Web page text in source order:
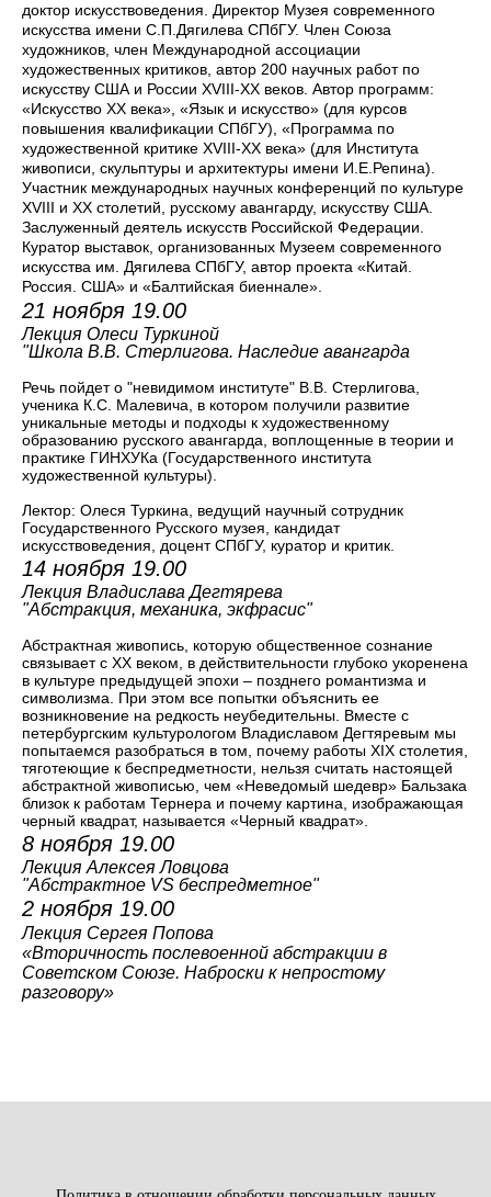
доктор искусствоведения. Директор Музея современного
искусства имени С.П.Дягилева СПбГУ. Член Союза
художников, член Международной ассоциации
художественных критиков, автор 200 научных работ по
искусству США и России XVIII-ХХ веков. Автор программ:
«Искусство ХХ века», «Язык и искусство» (для курсов
повышения квалификации СПбГУ), «Программа по
художественной критике XVIII-ХХ века» (для Института
живописи, скульптуры и архитектуры имени И.Е.Репина).
Участник международных научных конференций по культуре
XVIII и XX столетий, русскому авангарду, искусству США.
Заслуженный деятель искусств Российской Федерации.
Куратор выставок, организованных Музеем современного
искусства им. Дягилева СПбГУ, автор проекта «Китай.
Россия. США» и «Балтийская биеннале».
21 ноября 19.00
Лекция Олеси Туркиной
"Школа В.В. Стерлигова. Наследие авангарда
Речь пойдет о "невидимом институте" В.В. Стерлигова,
ученика К.С. Малевича, в котором получили развитие
уникальные методы и подходы к художественному
образованию русского авангарда, воплощенные в теории и
практике ГИНХУКа (Государственного института
художественной культуры).
Лектор: Олеся Туркина, ведущий научный сотрудник
Государственного Русского музея, кандидат
искусствоведения, доцент СПбГУ, куратор и критик.
14 ноября 19.00
Лекция ВладиславаДегтярева
"Абстракция, механика, экфрасис"
Абстрактная живопись, которую общественное сознание
связывает с ХХ веком, в действительности глубоко укоренена
в культуре предыдущей эпохи – позднего романтизма и
символизма. При этом все попытки объяснить ее
возникновение на редкость неубедительны. Вместе с
петербургским культурологом Владиславом Дегтяревым мы
попытаемся разобраться в том, почему работы XIX столетия,
тяготеющие к беспредметности, нельзя считать настоящей
абстрактной живописью, чем «Неведомый шедевр» Бальзака
близок к работам Тернера и почему картина, изображающая
черный квадрат, называется «Черный квадрат».
8 ноября 19.00
Лекция Алексея Ловцова
"Абстрактное VS беспредметное"
2 ноября 19.00
Лекция Сергея Попова
«Вторичность послевоенной абстракции в
Советском Союзе. Наброски к непростому
разговору»